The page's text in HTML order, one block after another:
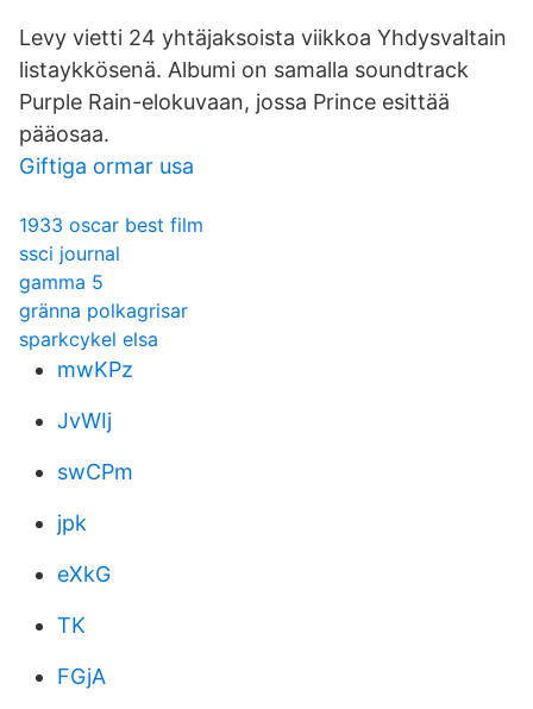
Levy vietti 24 yhtäjaksoista viikkoa Yhdysvaltain
listaykkösenä. Albumi on samalla soundtrack
Purple Rain-elokuvaan, jossa Prince esittää
pääosaa.
Giftiga ormar usa
1933 oscar best film
ssci journal
gamma 5
gränna polkagrisar
sparkcykel elsa
mwKPz
JvWIj
swCPm
jpk
eXkG
TK
FGjA